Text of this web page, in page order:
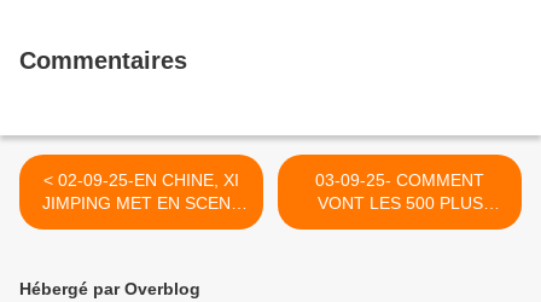
Commentaires
< 02-09-25-EN CHINE, XI
JIMPING MET EN SCENE
UN FRONT ANTI TRUMP
ROMARIC GODIN-
03-09-25- COMMENT
VONT LES 500 PLUS
RICHES FAMILLES DE
Hébergé par Overblog